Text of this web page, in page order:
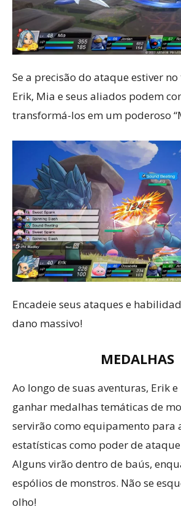
Se a precisão do ataque estiver
Erik, Mia e seus aliados podem
transformá-los em um poderoso
Encadeie seus ataques e
dano massivo!
MEDALHAS
Ao longo de suas aventuras, Erik
ganhar medalhas temáticas de
servirão como equipamento para
estatísticas como poder de
Alguns virão dentro de baús,
espólios de monstros. Não se
olho!